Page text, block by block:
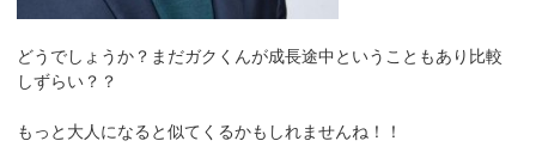
どうでしょうか？まだガクくんが成長途中ということもあり比較
しずらい？？
もっと大人になると似てくるかもしれませんね！！